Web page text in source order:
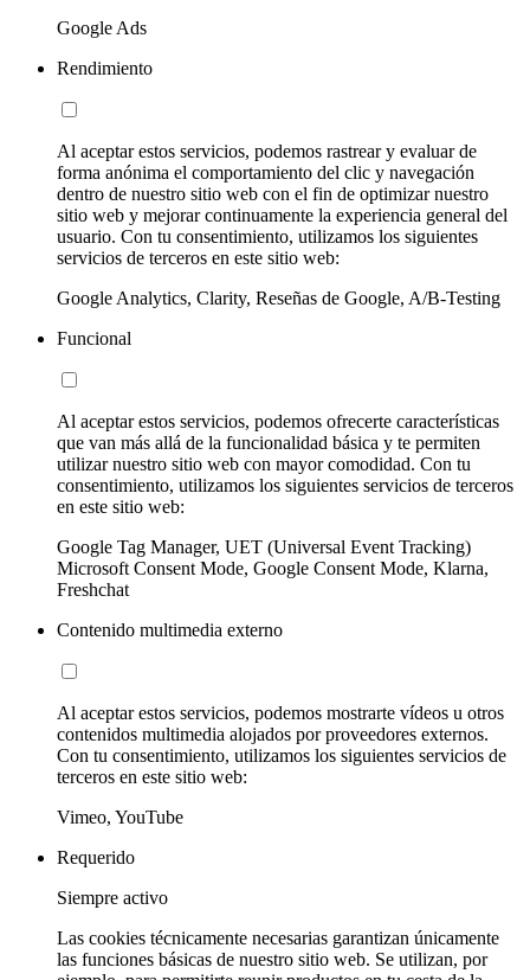
Google Ads
Rendimiento
Al aceptar estos servicios, podemos rastrear y evaluar de
forma anónima el comportamiento del clic y navegación
dentro de nuestro sitio web con el fin de optimizar nuestro
sitio web y mejorar continuamente la experiencia general del
usuario. Con tu consentimiento, utilizamos los siguientes
servicios de terceros en este sitio web:
Google Analytics, Clarity, Reseñas de Google, A/B-Testing
Funcional
Al aceptar estos servicios, podemos ofrecerte características
que van más allá de la funcionalidad básica y te permiten
utilizar nuestro sitio web con mayor comodidad. Con tu
consentimiento, utilizamos los siguientes servicios de terceros
en este sitio web:
Google Tag Manager, UET (Universal Event Tracking)
Microsoft Consent Mode, Google Consent Mode, Klarna,
Freshchat
Contenido multimedia externo
Al aceptar estos servicios, podemos mostrarte vídeos u otros
contenidos multimedia alojados por proveedores externos.
Con tu consentimiento, utilizamos los siguientes servicios de
terceros en este sitio web:
Vimeo, YouTube
Requerido
Siempre activo
Las cookies técnicamente necesarias garantizan únicamente
las funciones básicas de nuestro sitio web. Se utilizan, por